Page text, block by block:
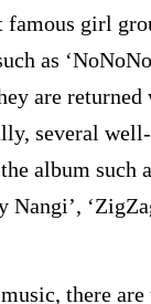
famous girl
as
are
several
album such
Nangi’,
there